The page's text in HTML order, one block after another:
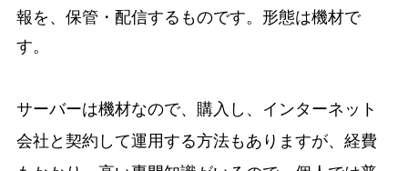
報を、保管・配信するものです。形態は機材で
す。
サーバーは機材なので、購入し、インターネット
会社と契約して運用する方法もありますが、経費